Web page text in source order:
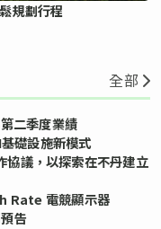
規劃行程
全部
二季度業績
礎設施新模式
議，以探索在不丹建立
Rate 電競顯示器
告